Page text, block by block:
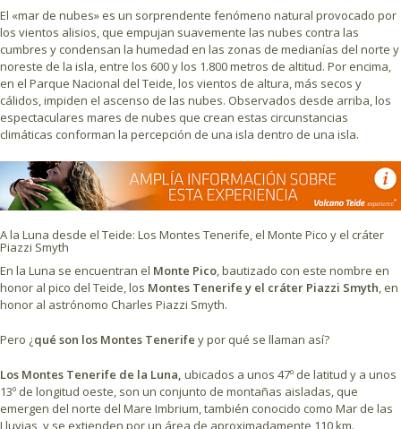
El «mar de nubes» es un sorprendente fenómeno natural provocado por
los vientos alisios, que empujan suavemente las nubes contra las
cumbres y condensan la humedad en las zonas de medianías del norte y
noreste de la isla, entre los 600 y los 1.800 metros de altitud. Por encima,
en el Parque Nacional del Teide, los vientos de altura, más secos y
cálidos, impiden el ascenso de las nubes. Observados desde arriba, los
espectaculares mares de nubes que crean estas circunstancias
climáticas conforman la percepción de una isla dentro de una isla.
A la Luna desde el Teide: Los Montes Tenerife, el Monte Pico y el cráter
Piazzi Smyth
En la Luna se encuentran el Monte Pico, bautizado con este nombre en
honor al pico del Teide, los Montes Tenerife y el cráter Piazzi Smyth, en
honor al astrónomo Charles Piazzi Smyth.
Pero ¿qué son los Montes Tenerife y por qué se llaman así?
Los Montes Tenerife de la Luna, ubicados a unos 47º de latitud y a unos
13º de longitud oeste, son un conjunto de montañas aisladas, que
emergen del norte del Mare Imbrium, también conocido como Mar de las
Lluvias, y se extienden por un área de aproximadamente 110 km.